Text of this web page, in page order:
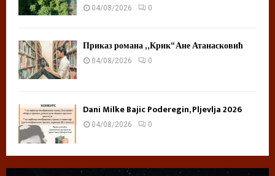
04/08/2026 0
Приказ романа „Крик“ Ане Атанасковић
04/08/2026 0
Dani Milke Bajic Poderegin, Pljevlja 2026
04/08/2026 0